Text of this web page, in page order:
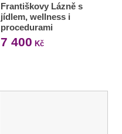
Františkovy Lázně s
jídlem, wellness i
procedurami
7 400 Kč